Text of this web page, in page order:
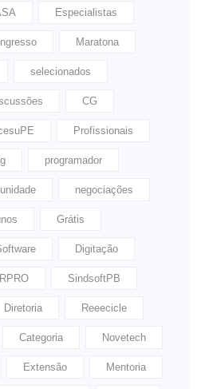
Especialistas
Maratona
selecionados
CG
Profissionais
programador
negociações
Grátis
Digitação
SindsoftPB
Diretoria Reeecicle
Categoria Novetech
Extensão Mentoria